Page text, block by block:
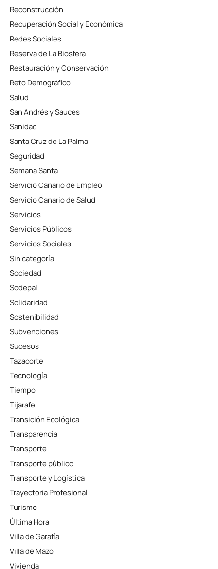
Reconstrucción
Recuperación Social y Económica
Redes Sociales
Reserva de La Biosfera
Restauración y Conservación
Reto Demográfico
Salud
San Andrés y Sauces
Sanidad
Santa Cruz de La Palma
Seguridad
Semana Santa
Servicio Canario de Empleo
Servicio Canario de Salud
Servicios
Servicios Públicos
Servicios Sociales
Sin categoría
Sociedad
Sodepal
Solidaridad
Sostenibilidad
Subvenciones
Sucesos
Tazacorte
Tecnología
Tiempo
Tijarafe
Transición Ecológica
Transparencia
Transporte
Transporte público
Transporte y Logística
Trayectoria Profesional
Turismo
Última Hora
Villa de Garafía
Villa de Mazo
Vivienda